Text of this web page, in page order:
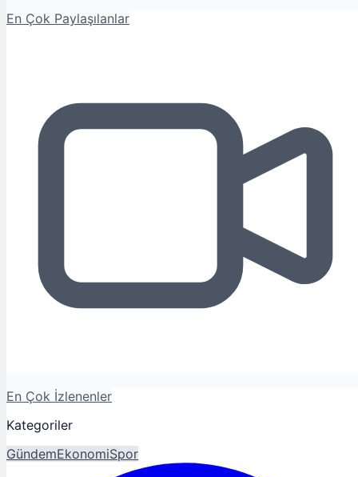
En Çok Paylaşılanlar
En Çok İzlenenler
Kategoriler
GündemEkonomiSpor